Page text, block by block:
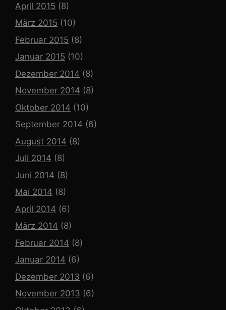
April 2015 (8)
März 2015 (10)
Februar 2015 (8)
Januar 2015 (10)
Dezember 2014 (8)
November 2014 (8)
Oktober 2014 (10)
September 2014 (6)
August 2014 (8)
Juli 2014 (8)
Juni 2014 (8)
Mai 2014 (8)
April 2014 (6)
März 2014 (8)
Februar 2014 (8)
Januar 2014 (6)
Dezember 2013 (6)
November 2013 (6)